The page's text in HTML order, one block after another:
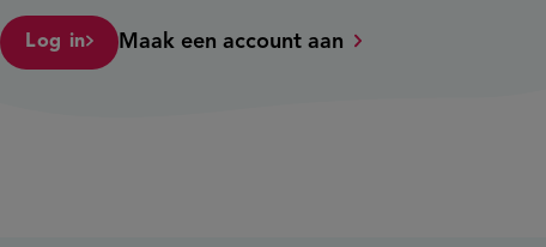
Log in Maak een account aan